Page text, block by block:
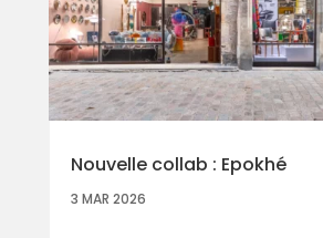
Nouvelle collab : Epokhé
3 MAR 2026